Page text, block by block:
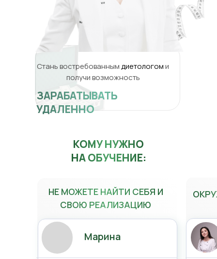
Стань востребованнымдиетологоми
получи возможность
ЗАРАБАТЫВАТЬ
УДАЛЕННО
КОМУ НУЖНО
НА ОБУЧЕНИЕ:
НЕ МОЖЕТЕ НАЙТИ СЕБЯ И
СВОЮ РЕАЛИЗАЦИЮ
Марина